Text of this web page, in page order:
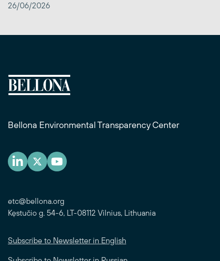
26/06/2026
Bellona Environmental Transparency Center
etc@bellona.org
Kęstučio g. 54-6, LT-08112 Vilnius, Lithuania
Subscribe to Newsletter in English